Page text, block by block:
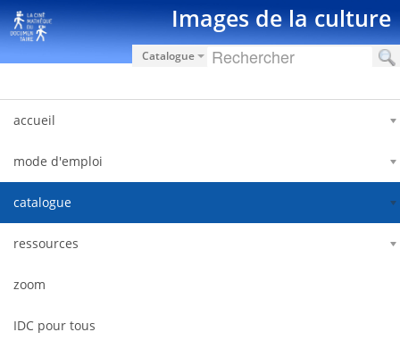
跳转到内容 Images de la culture
Catalogue
accueil
mode d'emploi
catalogue
ressources
zoom
IDC pour tous